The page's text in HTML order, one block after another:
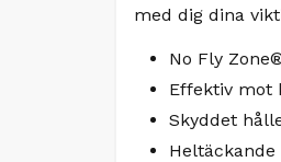
med dig dina
No Fly
Effektiv mot
Skyddet